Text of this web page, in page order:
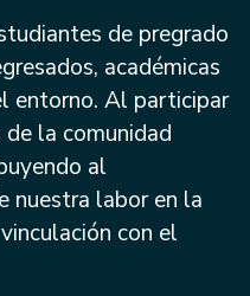
de pregrado
académicas
entorno. Al participar
de la comunidad
al
nuestra labor en la
con el